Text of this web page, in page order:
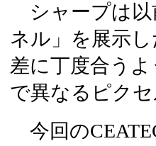
シャープは以
ネル」を展示
差に丁度合う
で異なるピク
今回の